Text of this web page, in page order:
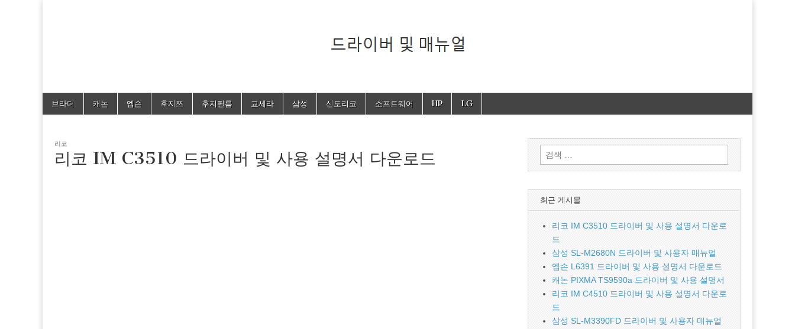
드라이버 및 매뉴얼
Main
menu
브라더 캐논 엡손 후지쯔 후지필름 교세라 삼성 신도리코 소프트웨어 HP LG
리코
리코 IM C3510 드라이버 및 사용 설명서 다운로드
검
색:
최근 게시물
리코 IM C3510 드라이버 및 사용 설명서 다운로
드
삼성 SL-M2680N 드라이버 및 사용자 매뉴얼
엡손 L6391 드라이버 및 사용 설명서 다운로드
캐논 PIXMA TS9590a 드라이버 및 사용 설명서
리코 IM C4510 드라이버 및 사용 설명서 다운로
드
삼성 SL-M3390FD 드라이버 및 사용자 매뉴얼